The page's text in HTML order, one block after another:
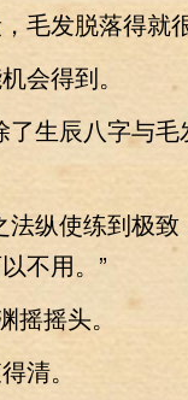
发脱落得就很
得到。
辰八字与毛
使练到极致
不用。”
摇头。
清。